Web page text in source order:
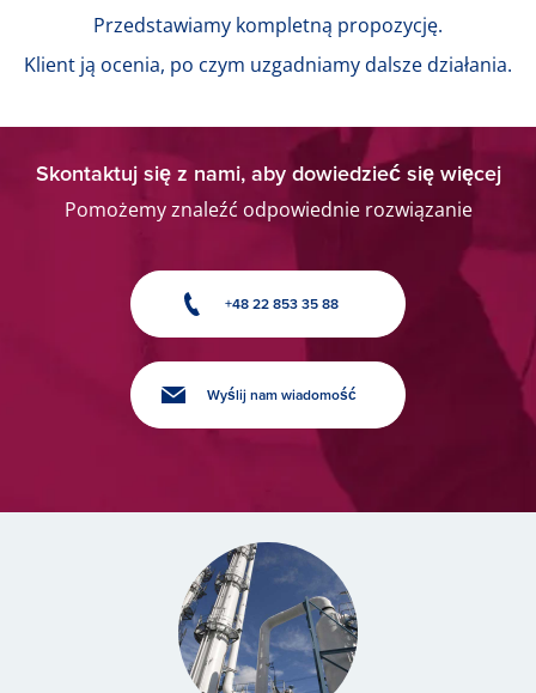
Przedstawiamy kompletną propozycję.
Klient ją ocenia, po czym uzgadniamy dalsze działania.
Skontaktuj się z nami, aby dowiedzieć się więcej
Pomożemy znaleźć odpowiednie rozwiązanie
+48 22 853 35 88
Wyślij nam wiadomość